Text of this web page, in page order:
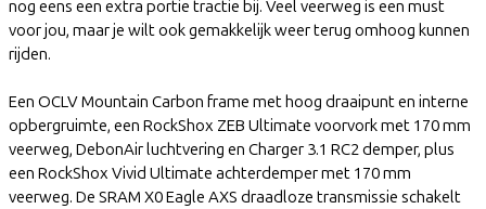
nog eens een extra portie tractie bij. Veel veerweg is een must
voor jou, maar je wilt ook gemakkelijk weer terug omhoog kunnen
rijden.
Een OCLV Mountain Carbon frame met hoog draaipunt en interne
opbergruimte, een RockShox ZEB Ultimate voorvork met 170 mm
veerweg, DebonAir luchtvering en Charger 3.1 RC2 demper, plus
een RockShox Vivid Ultimate achterdemper met 170 mm
veerweg. De SRAM X0 Eagle AXS draadloze transmissie schakelt